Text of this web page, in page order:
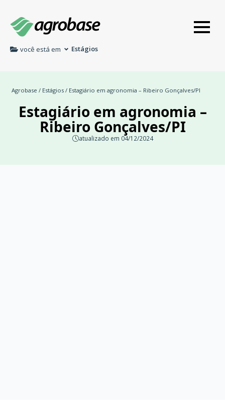
você está em Estágios
Agrobase / Estágios / Estagiário em agronomia – Ribeiro Gonçalves/PI
Estagiário em agronomia –
Ribeiro Gonçalves/PI
atualizado em 04/12/2024